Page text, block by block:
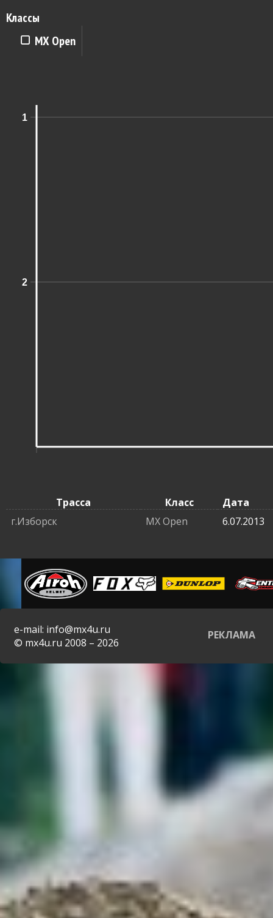
Классы
MX Open
1
2
Трасса Класс
Дата
г.Изборск
MX Open 6.07.2013
e-mail: info@mx4u.ru
© mx4u.ru 2008 – 2026
РЕКЛАМА